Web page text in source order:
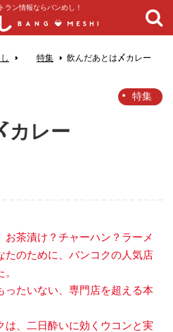
ラン情報ならバンめし！
特集 飲んだあとは〆カレー
特集
カレー
茶漬け？チャーハン？ラーメ
たのために、バンコクの人気店
ったいない、専門店を超える本
は、二日酔いに効くウコンと実